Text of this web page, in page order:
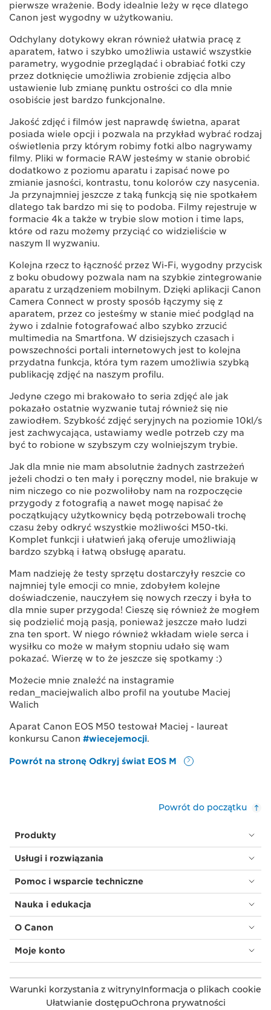
pierwsze wrażenie. Body idealnie leży w ręce dlatego
Canon jest wygodny w użytkowaniu.
Odchylany dotykowy ekran również ułatwia pracę z
aparatem, łatwo i szybko umożliwia ustawić wszystkie
parametry, wygodnie przeglądać i obrabiać fotki czy
przez dotknięcie umożliwia zrobienie zdjęcia albo
ustawienie lub zmianę punktu ostrości co dla mnie
osobiście jest bardzo funkcjonalne.
Jakość zdjęć i filmów jest naprawdę świetna, aparat
posiada wiele opcji i pozwala na przykład wybrać rodzaj
oświetlenia przy którym robimy fotki albo nagrywamy
filmy. Pliki w formacie RAW jesteśmy w stanie obrobić
dodatkowo z poziomu aparatu i zapisać nowe po
zmianie jasności, kontrastu, tonu kolorów czy nasycenia.
Ja przynajmniej jeszcze z taką funkcją się nie spotkałem
dlatego tak bardzo mi się to podoba. Filmy rejestruje w
formacie 4k a także w trybie slow motion i time laps,
które od razu możemy przyciąć co widzieliście w
naszym II wyzwaniu.
Kolejna rzecz to łączność przez Wi-Fi, wygodny przycisk
z boku obudowy pozwala nam na szybkie zintegrowanie
aparatu z urządzeniem mobilnym. Dzięki aplikacji Canon
Camera Connect w prosty sposób łączymy się z
aparatem, przez co jesteśmy w stanie mieć podgląd na
żywo i zdalnie fotografować albo szybko zrzucić
multimedia na Smartfona. W dzisiejszych czasach i
powszechności portali internetowych jest to kolejna
przydatna funkcja, która tym razem umożliwia szybką
publikację zdjęć na naszym profilu.
Jedyne czego mi brakowało to seria zdjęć ale jak
pokazało ostatnie wyzwanie tutaj również się nie
zawiodłem. Szybkość zdjęć seryjnych na poziomie 10kl/s
jest zachwycająca, ustawiamy wedle potrzeb czy ma
być to robione w szybszym czy wolniejszym trybie.
Jak dla mnie nie mam absolutnie żadnych zastrzeżeń
jeżeli chodzi o ten mały i poręczny model, nie brakuje w
nim niczego co nie pozwoliłoby nam na rozpoczęcie
przygody z fotografią a nawet mogę napisać że
początkujący użytkownicy będą potrzebowali trochę
czasu żeby odkryć wszystkie możliwości M50-tki.
Komplet funkcji i ułatwień jaką oferuje umożliwiają
bardzo szybką i łatwą obsługę aparatu.
Mam nadzieję że testy sprzętu dostarczyły reszcie co
najmniej tyle emocji co mnie, zdobyłem kolejne
doświadczenie, nauczyłem się nowych rzeczy i była to
dla mnie super przygoda! Cieszę się również że mogłem
się podzielić moją pasją, ponieważ jeszcze mało ludzi
zna ten sport. W niego również wkładam wiele serca i
wysiłku co może w małym stopniu udało się wam
pokazać. Wierzę w to że jeszcze się spotkamy :)
Możecie mnie znaleźć na instagramie
redan_maciejwalich albo profil na youtube Maciej
Walich
Aparat Canon EOS M50 testował Maciej - laureat
konkursu Canon #wiecejemocji.
Powrót na stronę Odkryj świat EOS M
Powrót do początku
Produkty
Usługi i rozwiązania
Pomoc i wsparcie techniczne
Nauka i edukacja
O Canon
Moje konto
Warunki korzystania z witrynyInformacja o plikach cookie
Ułatwianie dostępuOchrona prywatności